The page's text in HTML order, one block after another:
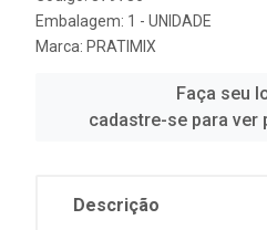
Embalagem: 1 - UNIDADE
Marca: PRATIMIX
Faça seu
cadastre-se para ver
Descrição